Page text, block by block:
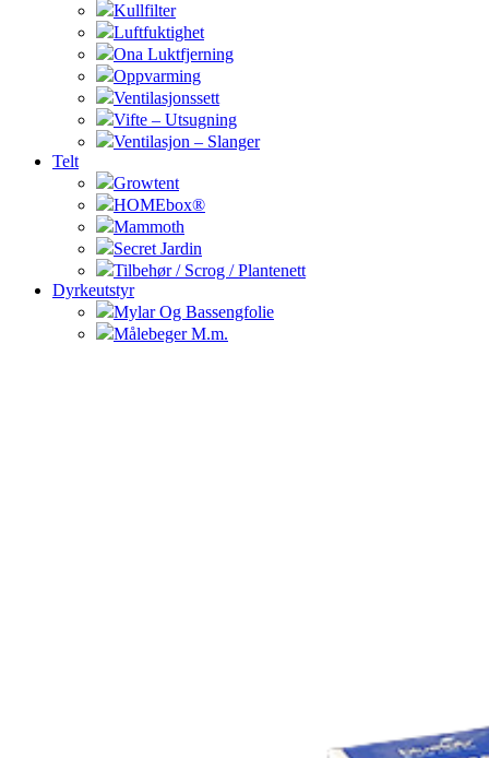
Kullfilter
Luftfuktighet
Ona Luktfjerning
Oppvarming
Ventilasjonssett
Vifte – Utsugning
Ventilasjon – Slanger
Telt
Growtent
HOMEbox®
Mammoth
Secret Jardin
Tilbehør / Scrog / Plantenett
Dyrkeutstyr
Mylar Og Bassengfolie
Målebeger M.m.